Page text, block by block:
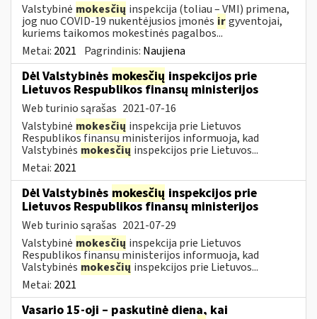
Valstybinė mokesčių inspekcija (toliau – VMI) primena,
jog nuo COVID-19 nukentėjusios įmonės irgyventojai,
kuriems taikomos mokestinės pagalbos...
Metai: 2021 Pagrindinis: Naujiena
Dėl Valstybinės mokesčių inspekcijos prie
Lietuvos Respublikos finansų ministerijos
Web turinio sąrašas 2021-07-16
Valstybinė mokesčių inspekcija prie Lietuvos
Respublikos finansų ministerijos informuoja, kad
Valstybinės mokesčių inspekcijos prie Lietuvos...
Metai: 2021
Dėl Valstybinės mokesčių inspekcijos prie
Lietuvos Respublikos finansų ministerijos
Web turinio sąrašas 2021-07-29
Valstybinė mokesčių inspekcija prie Lietuvos
Respublikos finansų ministerijos informuoja, kad
Valstybinės mokesčių inspekcijos prie Lietuvos...
Metai: 2021
Vasario 15-oji – paskutinė diena, kai